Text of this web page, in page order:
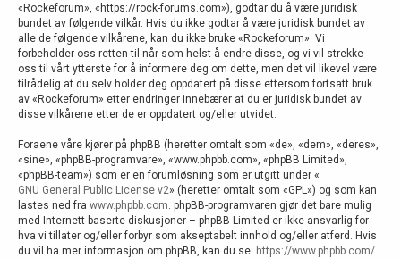
«Rockeforum», «https://rock-forums.com»), godtar du å være juridisk
bundet av følgende vilkår. Hvis du ikke godtar å være juridisk bundet av
alle de følgende vilkårene, kan du ikke bruke «Rockeforum». Vi
forbeholder oss retten til når som helst å endre disse, og vi vil strekke
oss til vårt ytterste for å informere deg om dette, men det vil likevel være
tilrådelig at du selv holder deg oppdatert på disse ettersom fortsatt bruk
av «Rockeforum» etter endringer innebærer at du er juridisk bundet av
disse vilkårene etter de er oppdatert og/eller utvidet.
Foraene våre kjører på phpBB (heretter omtalt som «de», «dem», «deres»,
«sine», «phpBB-programvare», «www.phpbb.com», «phpBB Limited»,
«phpBB-team») som er en forumløsning som er utgitt under «
GNU General Public License v2» (heretter omtalt som «GPL») og som kan
lastes ned fra www.phpbb.com . phpBB-programvaren gjør det bare mulig
med Internett-baserte diskusjoner – phpBB Limited er ikke ansvarlig for
hva vi tillater og/eller forbyr som akseptabelt innhold og/eller atferd. Hvis
du vil ha mer informasjon om phpBB, kan du se: https://www.phpbb.com/